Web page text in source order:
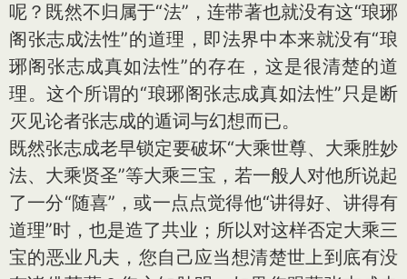
呢？既然不归属于“法”，连带著也就没有这“琅琊
阁张志成法性”的道理，即法界中本来就没有“琅
琊阁张志成真如法性”的存在，这是很清楚的道
理。这个所谓的“琅琊阁张志成真如法性”只是断
灭见论者张志成的遁词与幻想而已。
既然张志成老早锁定要破坏“大乘世尊、大乘胜妙
法、大乘贤圣”等大乘三宝，若一般人对他所说起
了一分“随喜”，或一点点觉得他“讲得好、讲得有
道理”时，也是造了共业；所以对这样否定大乘三
宝的恶业凡夫，您自己应当想清楚世上到底有没